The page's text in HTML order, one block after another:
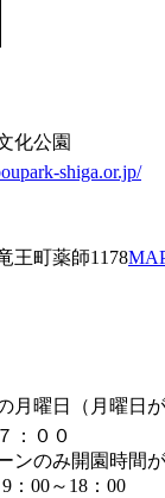
化公園
shiga.or.jp/
王町薬師1178
月曜日（月曜日
：００
ンのみ開園時間が
：00～18：00